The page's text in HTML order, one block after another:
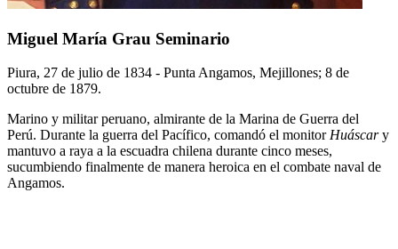
Miguel María Grau Seminario
Piura, 27 de julio de 1834 - Punta Angamos, Mejillones; 8 de
octubre de 1879.
Marino y militar peruano, almirante de la Marina de Guerra del
Perú. Durante la guerra del Pacífico, comandó el monitor Huáscary
mantuvo a raya a la escuadra chilena durante cinco meses,
sucumbiendo finalmente de manera heroica en el combate naval de
Angamos.